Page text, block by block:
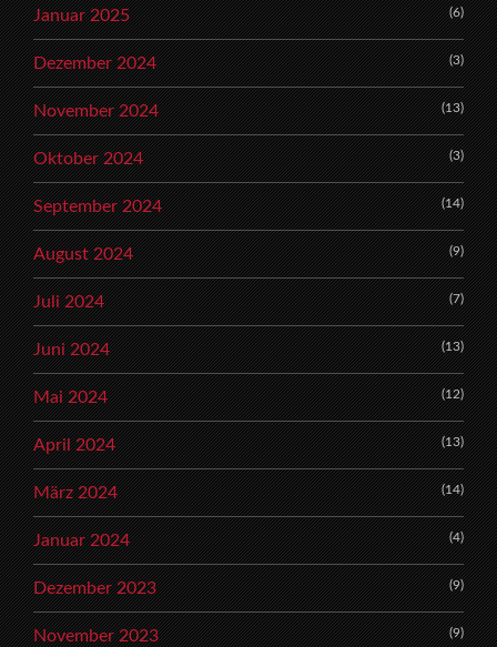
Januar 2025 (6)
Dezember 2024 (3)
November 2024 (13)
Oktober 2024 (3)
September 2024 (14)
August 2024 (9)
Juli 2024 (7)
Juni 2024 (13)
Mai 2024 (12)
April 2024 (13)
März 2024 (14)
Januar 2024 (4)
Dezember 2023 (9)
November 2023 (9)